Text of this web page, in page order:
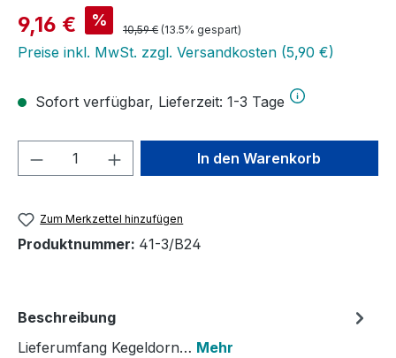
Verkaufspreis:
9,16 € % Regulärer Preis:
10,59 € (13.5% gespart)
Preise inkl. MwSt. zzgl. Versandkosten (5,90 €)
Sofort verfügbar, Lieferzeit: 1-3 Tage
Produkt Anzahl: Gib denIn den Warenkorb
Zum Merkzettel hinzufügen
Produktnummer: 41-3/B24
Beschreibung
Lieferumfang Kegeldorn… Mehr